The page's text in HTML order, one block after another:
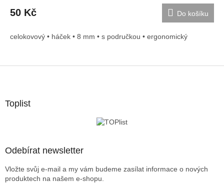
50 Kč Do košíku
celokovový • háček • 8 mm • s područkou • ergonomický
Toplist
Odebírat newsletter
Vložte svůj e-mail a my vám budeme zasílat informace o nových
produktech na našem e-shopu.